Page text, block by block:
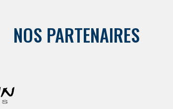
NOS PARTENAIRES